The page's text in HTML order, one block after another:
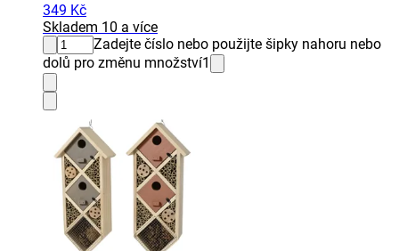
349 Kč
Skladem 10 a více
Zadejte číslo nebo použijte šipky nahoru nebo
dolů pro změnu množství1